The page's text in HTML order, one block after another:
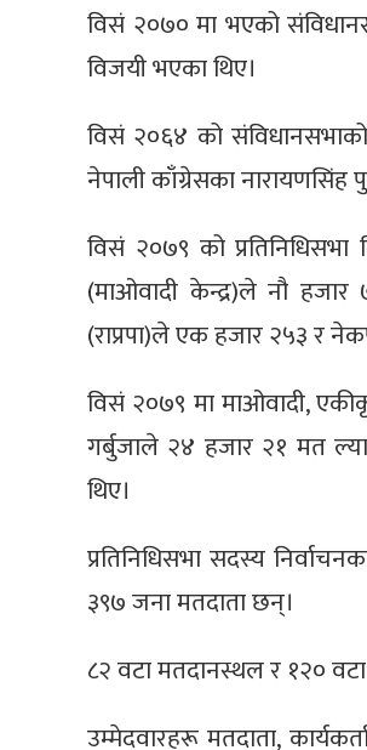
विसं २०७० मा भएको
विजयी भएका थिए।
विसं २०६४ को
नेपाली काँग्रेसका नारायणसिंह
विसं २०७९ को
(माओवादी केन्द्र)ले नौ हजार
(राप्रपा)ले एक हजार २५३ र
विसं २०७९ मा माओवादी,
गर्बुजाले २४ हजार २१ मत
थिए।
प्रतिनिधिसभा सदस्य
३९७ जना मतदाता छन्।
८२ वटा मतदानस्थल र १२०
उम्मेदवारहरू मतदाता,